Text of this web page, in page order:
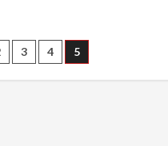
3 4 5